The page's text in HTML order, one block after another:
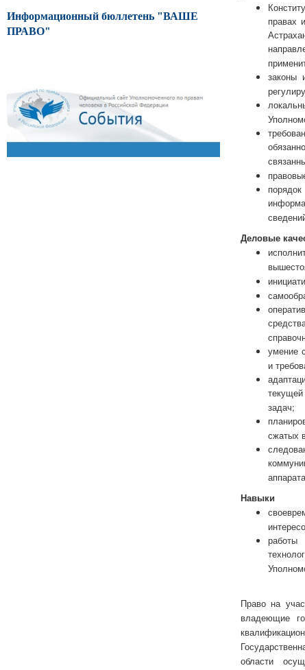
Информационный бюллетень "ВАШЕ
ПРАВО"
правах
законы
Деловые
умение
и
задач;
сжатых
Навыки
работы
Право на
владеющие
области